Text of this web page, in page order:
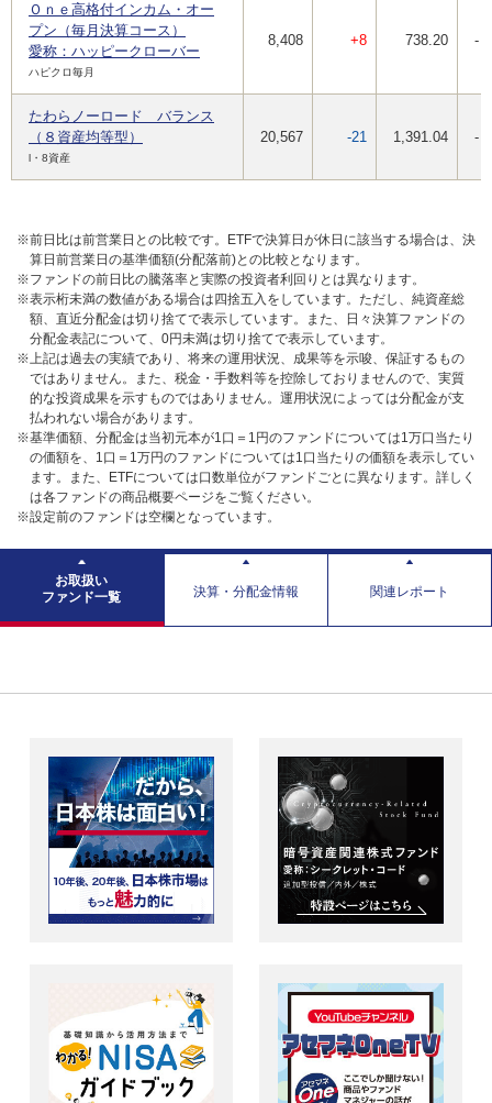
Ｏｎｅ高格付インカム・オー
プン（毎月決算コース）
愛称：ハッピークローバー
ハピクロ毎月
8,408 +8 738.20 -
たわらノーロード バランス
（８資産均等型）
l・8資産
20,567 -21 1,391.04 -
※前日比は前営業日との比較です。ETFで決算日が休日に該当する場合は、決
算日前営業日の基準価額(分配落前)との比較となります。
※ファンドの前日比の騰落率と実際の投資者利回りとは異なります。
※表示桁未満の数値がある場合は四捨五入をしています。ただし、純資産総
額、直近分配金は切り捨てで表示しています。また、日々決算ファンドの
分配金表記について、0円未満は切り捨てで表示しています。
※上記は過去の実績であり、将来の運用状況、成果等を示唆、保証するもの
ではありません。また、税金・手数料等を控除しておりませんので、実質
的な投資成果を示すものではありません。運用状況によっては分配金が支
払われない場合があります。
※基準価額、分配金は当初元本が1口＝1円のファンドについては1万口当たり
の価額を、1口＝1万円のファンドについては1口当たりの価額を表示してい
ます。また、ETFについては口数単位がファンドごとに異なります。詳しく
は各ファンドの商品概要ページをご覧ください。
※設定前のファンドは空欄となっています。
お取扱い
ファンド一覧
決算・分配金情報 関連レポート